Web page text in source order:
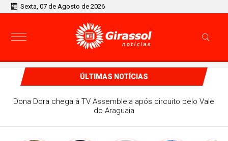
Sexta, 07 de Agosto de 2026
ÚLTIMAS NOTÍCIAS
PREFEITO DE PARAÍSO CELSO MORAIS, PARTICIPARÁ DE
MAIS UM EVENTO A NÍVEL NACIONAL EM BRASÍLIA